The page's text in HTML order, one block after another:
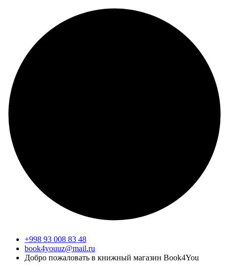
+998 93 008 83 48
book4youuz@mail.ru
Добро пожаловать в книжный магазин Book4You